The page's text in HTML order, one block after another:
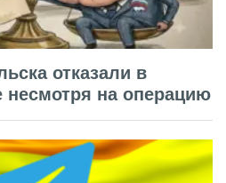
отказали в
несмотря на операцию